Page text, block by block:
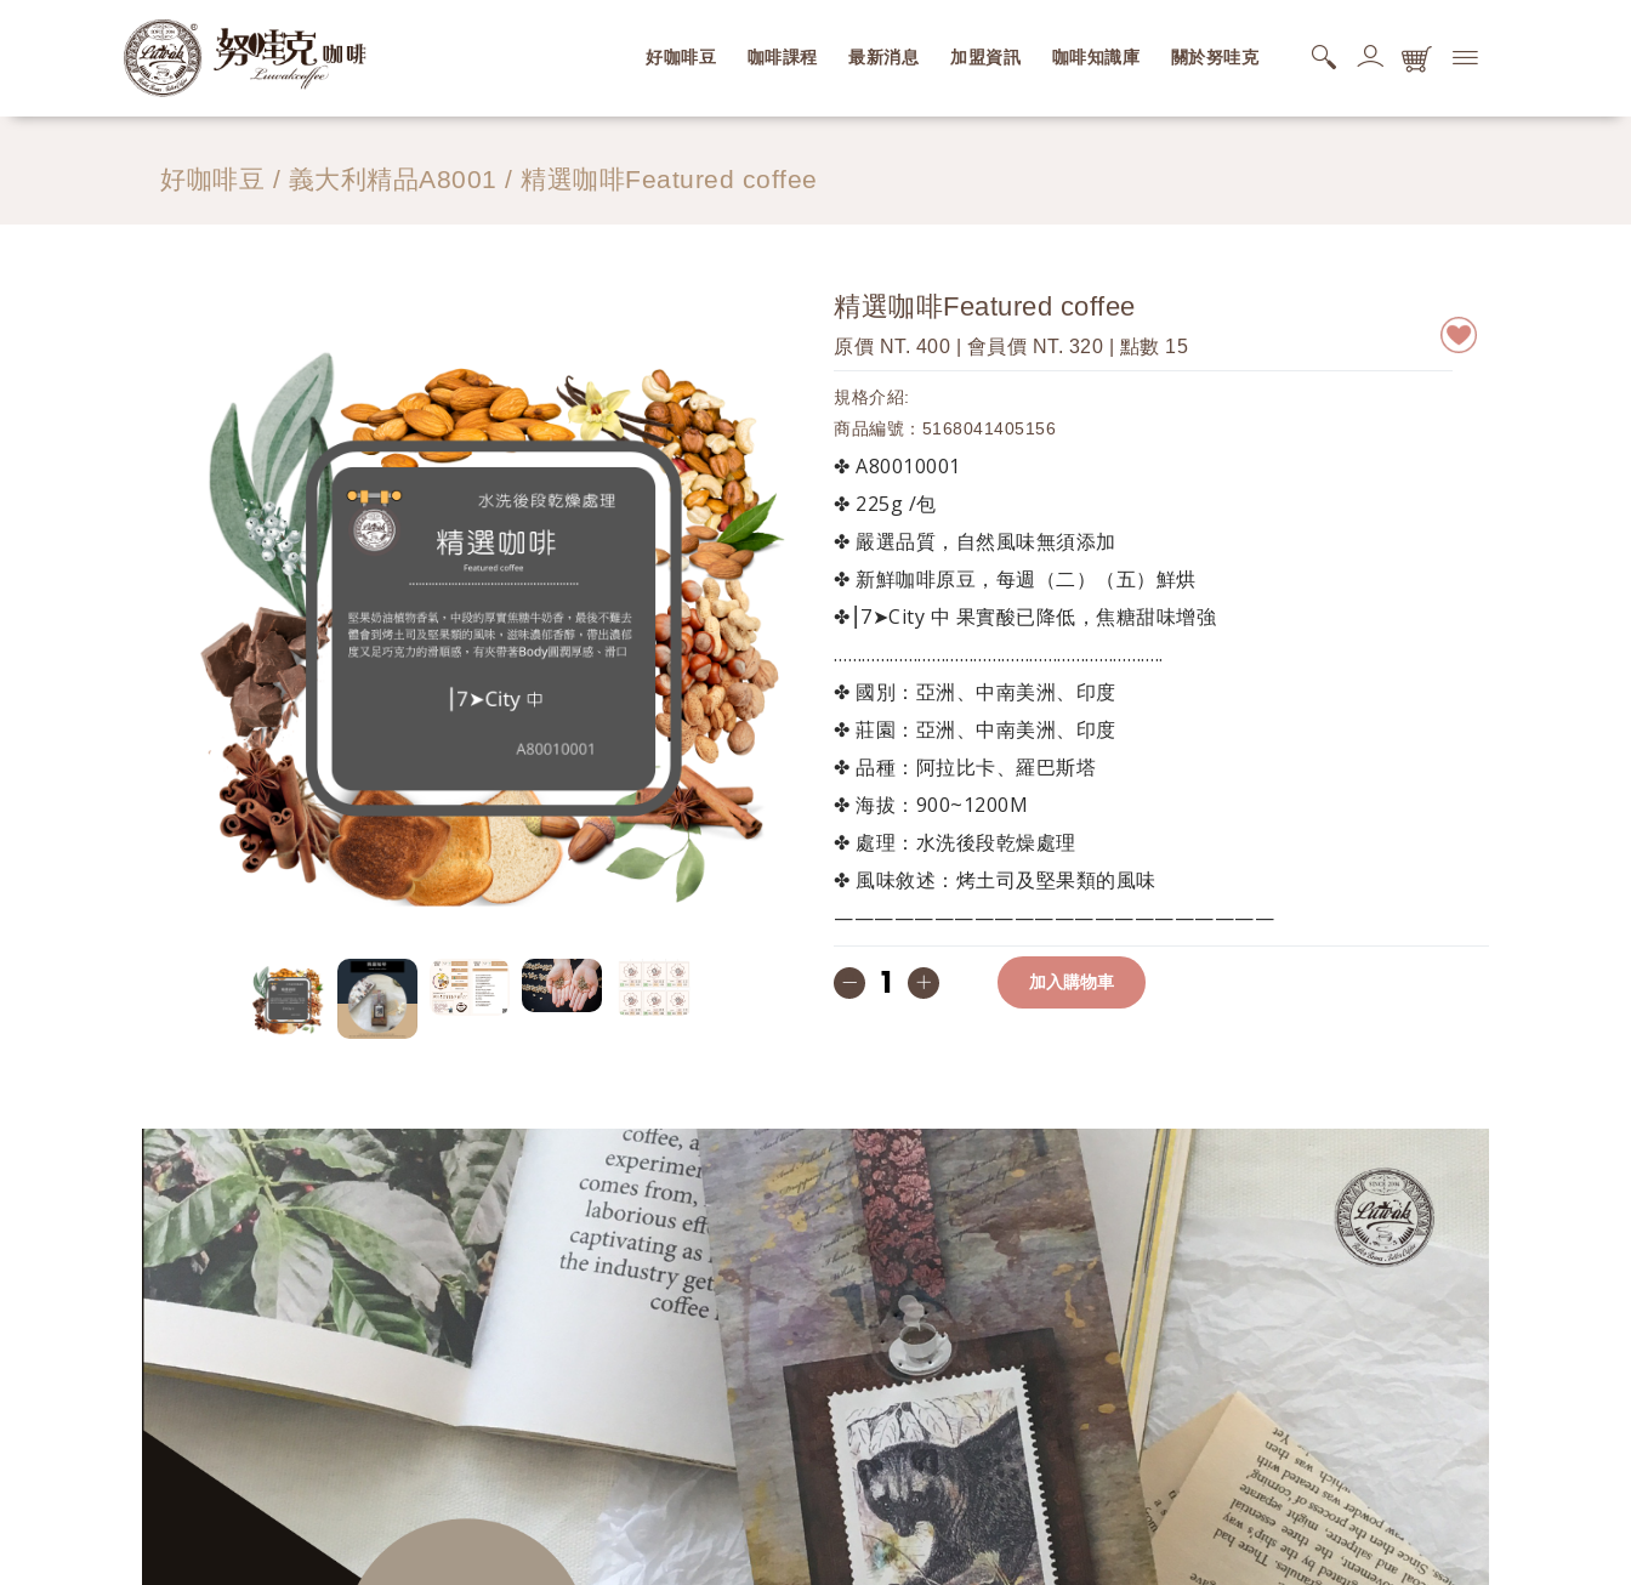
好咖啡豆 咖啡課程 最新消息 加盟資訊 咖啡知識庫 關於努哇克
好咖啡豆 / 義大利精品A8001 / 精選咖啡Featured coffee
精選咖啡Featured coffee
原價 NT. 400 | 會員價 NT. 320 | 點數 15
規格介紹:
商品編號：5168041405156
✤ A80010001
✤ 225g /包
✤ 嚴選品質，自然風味無須添加
✤ 新鮮咖啡原豆，每週（二）（五）鮮烘
✤⎮7➤City 中 果實酸已降低，焦糖甜味增強
……………………………………………………………..
✤ 國別：亞洲、中南美洲、印度
✤ 莊園：亞洲、中南美洲、印度
✤ 品種：阿拉比卡、羅巴斯塔
✤ 海拔：900~1200M
✤ 處理：水洗後段乾燥處理
✤ 風味敘述：烤土司及堅果類的風味
——————————————————————
加入購物車